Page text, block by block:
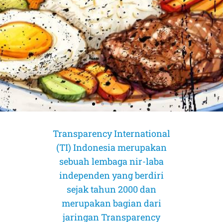
AMICUS CURIAE (Sahabat Pengadilan)
AMICUS CURIAE (Sahabat Pengadilan)
AMICUS CURIAE (Sahabat Pengadilan)
Transparency International
(TI) Indonesia merupakan
sebuah lembaga nir-laba
independen yang berdiri
sejak tahun 2000 dan
merupakan bagian dari
jaringan Transparency